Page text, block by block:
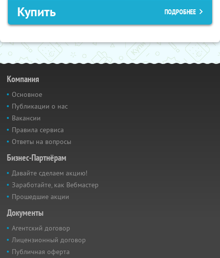
Купить ПОДРОБНЕЕ
Компания
Основное
Публикации о нас
Вакансии
Правила сервиса
Ответы на вопросы
Бизнес-Партнёрам
Давайте сделаем акцию!
Заработайте, как Вебмастер
Прошедшие акции
Документы
Агентский договор
Лицензионный договор
Публичная оферта